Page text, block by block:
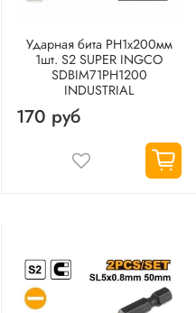
Ударная бита PH1х200мм
1шт. S2 SUPER INGCO
SDBIM71PH1200
INDUSTRIAL
170 руб